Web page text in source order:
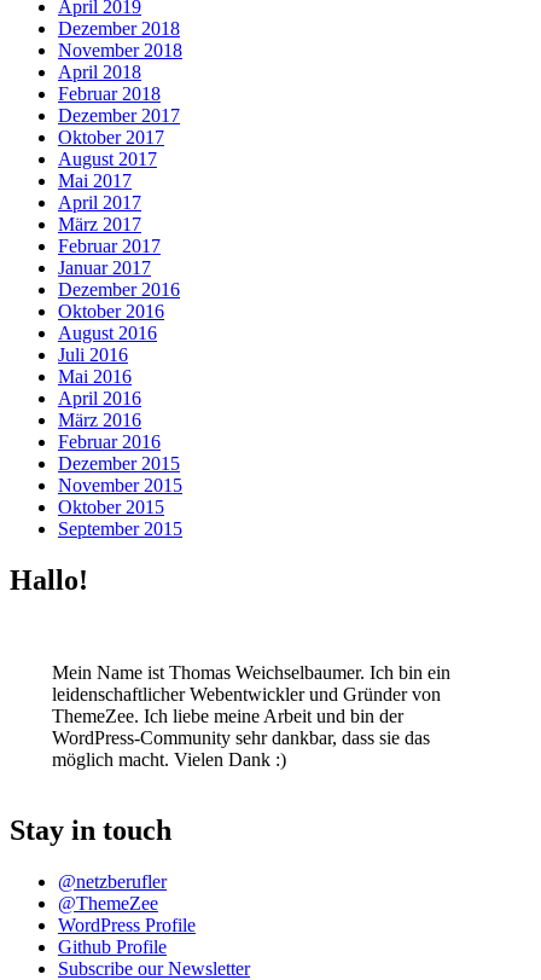
April 2019
Dezember 2018
November 2018
April 2018
Februar 2018
Dezember 2017
Oktober 2017
August 2017
Mai 2017
April 2017
März 2017
Februar 2017
Januar 2017
Dezember 2016
Oktober 2016
August 2016
Juli 2016
Mai 2016
April 2016
März 2016
Februar 2016
Dezember 2015
November 2015
Oktober 2015
September 2015
Hallo!
Mein Name ist Thomas Weichselbaumer. Ich bin ein
leidenschaftlicher Webentwickler und Gründer von
ThemeZee. Ich liebe meine Arbeit und bin der
WordPress-Community sehr dankbar, dass sie das
möglich macht. Vielen Dank :)
Stay in touch
@netzberufler
@ThemeZee
WordPress Profile
Github Profile
Subscribe our Newsletter